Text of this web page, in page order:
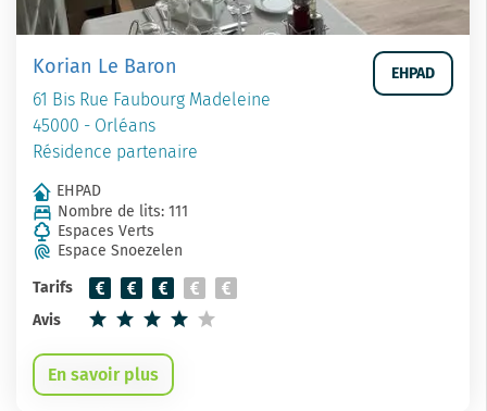
Korian Le Baron
61 Bis Rue Faubourg Madeleine
45000 - Orléans
Résidence partenaire
EHPAD
EHPAD
Nombre de lits: 111
Espaces Verts
Espace Snoezelen
Tarifs
Avis
En savoir plus